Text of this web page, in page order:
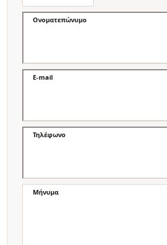
Ονοματεπώνυμο
E-mail
Τηλέφωνο
Μήνυμα